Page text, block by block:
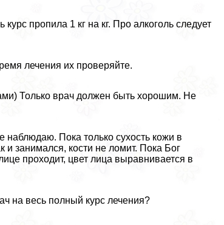
пропила 1 кг на кг. Про алкоголь следует
лечения их проверяйте.
Только врач должен быть хорошим. Не
Пока только сухость кожи в
и занимался, кости не ломит. Пока Бог
проходит, цвет лица выравнивается в
на весь полный курс лечения?